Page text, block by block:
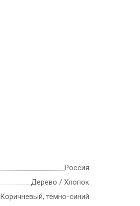
Россия
Дерево / Хлопок
Коричневый, темно-синий